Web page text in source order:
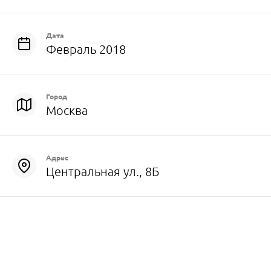
Дата
Февраль 2018
Город
Москва
Адрес
Центральная ул., 8Б